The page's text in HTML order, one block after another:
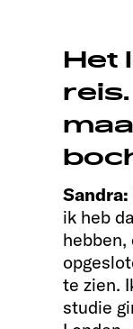
Het
Sandra:
ik heb
hebben,
te zien.
studie